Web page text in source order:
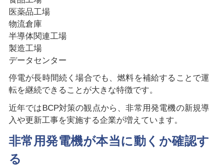
医薬品工場
物流倉庫
半導体関連工場
製造工場
データセンター
停電が長時間続く場合でも、燃料を補給することで運
転を継続できることが大きな特徴です。
近年ではBCP対策の観点から、非常用発電機の新規導
入や更新工事を実施する企業が増えています。
非常用発電機が本当に動くか確認す
る